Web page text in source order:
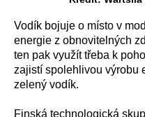
Vodík bojuje o místo v
energie z obnovitelných
ten pak využít třeba k
zajistí spolehlivou výrobu
zelený vodík.
Finská technologická